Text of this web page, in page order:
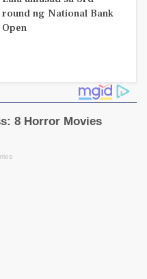
round ng National Bank
Open